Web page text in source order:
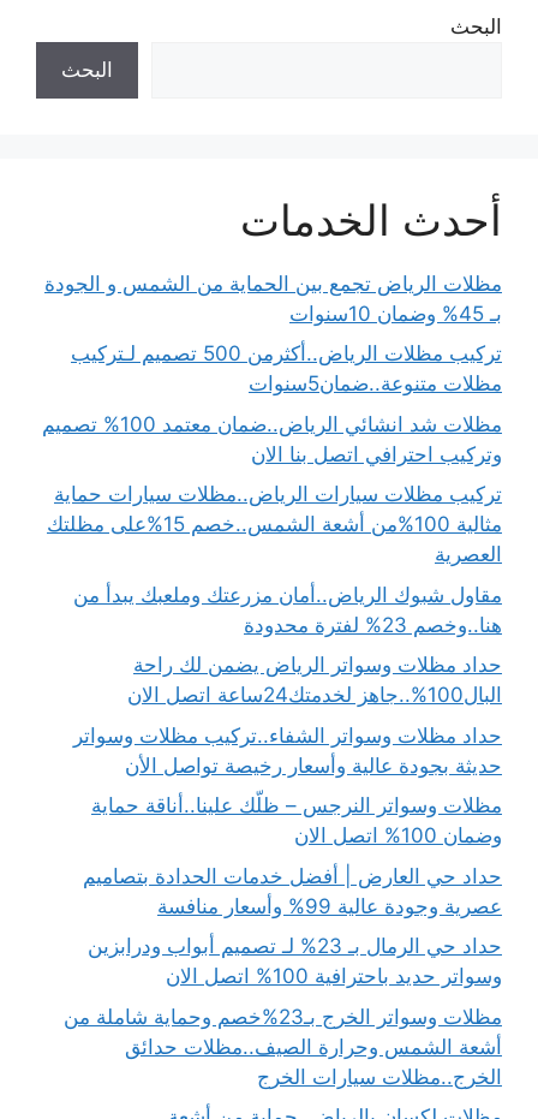
البحث
البحث
أحدث الخدمات
مظلات الرياض تجمع بين الحماية من الشمس و الجودة
بـ 45% وضمان 10سنوات
تركيب مظلات الرياض..أكثرمن 500 تصميم لـتركيب
مظلات متنوعة..ضمان5سنوات
مظلات شد انشائي الرياض..ضمان معتمد 100% تصميم
وتركيب احترافي اتصل بنا الان
تركيب مظلات سيارات الرياض..مظلات سيارات حماية
مثالية 100%من أشعة الشمس..خصم 15%على مظلتك
العصرية
مقاول شبوك الرياض..أمان مزرعتك وملعبك يبدأ من
هنا..وخصم 23% لفترة محدودة
حداد مظلات وسواتر الرياض يضمن لك راحة
البال100%..جاهز لخدمتك24ساعة اتصل الان
حداد مظلات وسواتر الشفاء..تركيب مظلات وسواتر
حديثة بجودة عالية وأسعار رخيصة تواصل الأن
مظلات وسواتر النرجس – ظلّك علينا..أناقة حماية
وضمان 100% اتصل الان
حداد حي العارض | أفضل خدمات الحدادة بتصاميم
عصرية وجودة عالية 99% وأسعار منافسة
حداد حي الرمال بـ 23% لـ تصميم أبواب ودرابزين
وسواتر حديد باحترافية 100% اتصل الان
مظلات وسواتر الخرج بـ23%خصم وحماية شاملة من
أشعة الشمس وحرارة الصيف..مظلات حدائق
الخرج..مظلات سيارات الخرج